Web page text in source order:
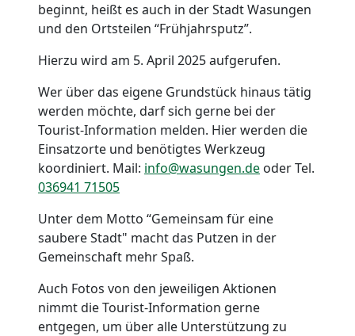
beginnt, heißt es auch in der Stadt Wasungen
und den Ortsteilen “Frühjahrsputz”.
Hierzu wird am 5. April 2025 aufgerufen.
Wer über das eigene Grundstück hinaus tätig
werden möchte, darf sich gerne bei der
Tourist-Information melden. Hier werden die
Einsatzorte und benötigtes Werkzeug
koordiniert. Mail: info@wasungen.de oder Tel.
036941 71505
Unter dem Motto “Gemeinsam für eine
saubere Stadt" macht das Putzen in der
Gemeinschaft mehr Spaß.
Auch Fotos von den jeweiligen Aktionen
nimmt die Tourist-Information gerne
entgegen, um über alle Unterstützung zu